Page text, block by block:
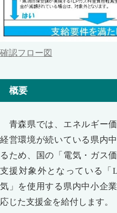
確認フロー図
概要
青森県では、エネルギー
経営環境が続いている県内
るため、国の「電気・ガス
支援対象外となっている「
気」を使用する県内中小企
応じた支援金を給付します。